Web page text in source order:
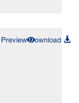
PreviewDownload